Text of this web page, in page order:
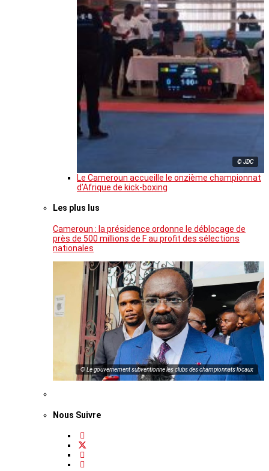
© JDC
Le Cameroun accueille le onzième championnat
d’Afrique de kick-boxing
Les plus lus
Cameroun : la présidence ordonne le déblocage de
près de 500 millions de F au profit des sélections
nationales
© Le gouvernement subventionne les clubs des championnats locaux
Nous Suivre